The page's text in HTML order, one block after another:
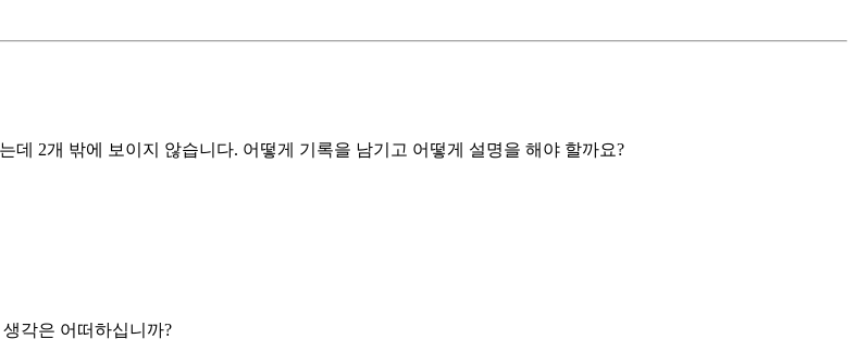
2개 밖에 보이지 않습니다. 어떻게 기록을 남기고 어떻게 설명을 해야 할까요?
각은 어떠하십니까?